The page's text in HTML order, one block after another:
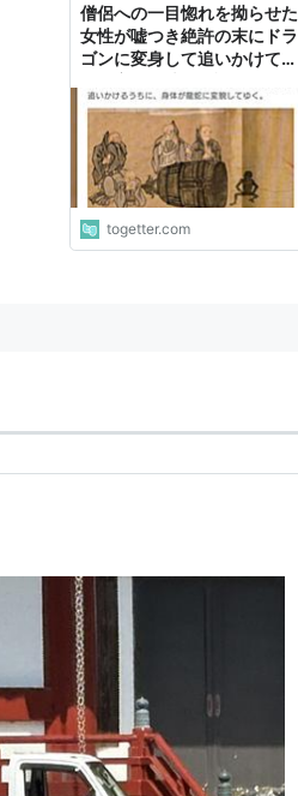
僧侶への一目惚れを拗らせた
女性が嘘つき絶許の末にドラ
ゴンに変身して追いかけてく
togetter.com